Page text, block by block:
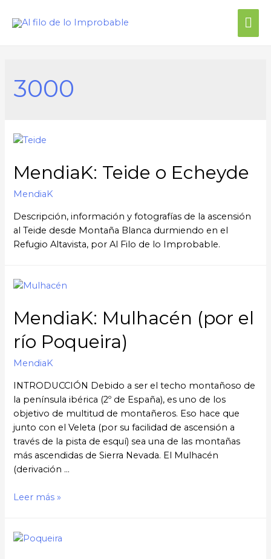
3000
MendiaK: Teide o Echeyde
MendiaK
Descripción, información y fotografías de la ascensión
al Teide desde Montaña Blanca durmiendo en el
Refugio Altavista, por Al Filo de lo Improbable.
MendiaK: Mulhacén (por el
río Poqueira)
MendiaK
INTRODUCCIÓN Debido a ser el techo montañoso de
la península ibérica (2º de España), es uno de los
objetivo de multitud de montañeros. Eso hace que
junto con el Veleta (por su facilidad de ascensión a
través de la pista de esquí) sea una de las montañas
más ascendidas de Sierra Nevada. El Mulhacén
(derivación …
MendiaK:
el
Leer más »